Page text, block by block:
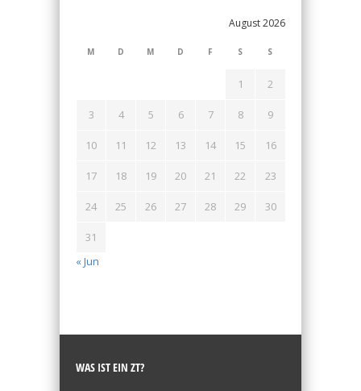
August 2026
M D M D F S S
1 2
3 4 5 6 7 8 9
10 11 12 13 14 15 16
17 18 19 20 21 22 23
24 25 26 27 28 29 30
31
« Jun
WAS IST EIN ZT?